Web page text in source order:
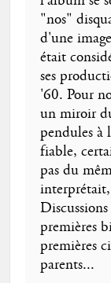
"nos"
d'une
était
ses
'60. Pour
un miroir
pendules à
fiable,
pas du
premières
premières
parents...